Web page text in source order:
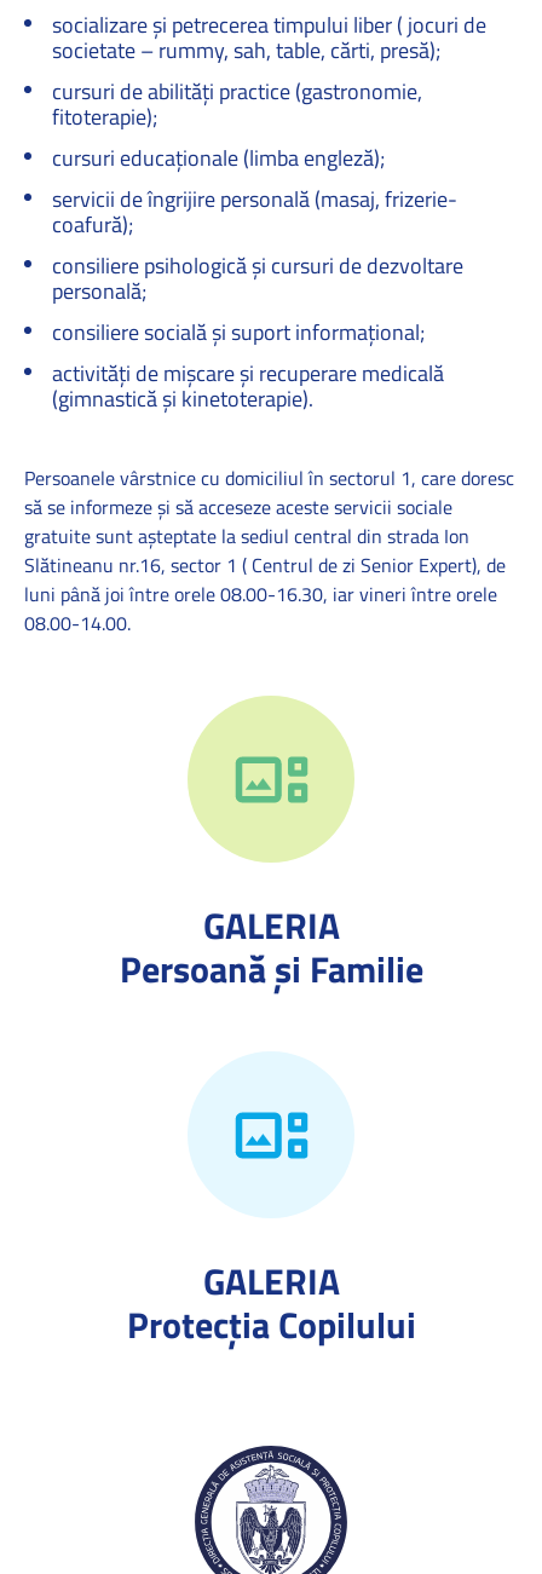
socializare și petrecerea timpului liber ( jocuri de
societate – rummy, sah, table, cărti, presă);
cursuri de abilități practice (gastronomie,
fitoterapie);
cursuri educaționale (limba engleză);
servicii de îngrijire personală (masaj, frizerie-
coafură);
consiliere psihologică și cursuri de dezvoltare
personală;
consiliere socială și suport informațional;
activități de mișcare și recuperare medicală
(gimnastică și kinetoterapie).
Persoanele vârstnice cu domiciliul în sectorul 1, care doresc
să se informeze și să acceseze aceste servicii sociale
gratuite sunt așteptate la sediul central din strada Ion
Slătineanu nr.16, sector 1 ( Centrul de zi Senior Expert), de
luni până joi între orele 08.00-16.30, iar vineri între orele
08.00-14.00.
GALERIA
Persoană și Familie
GALERIA
Protecţia Copilului